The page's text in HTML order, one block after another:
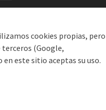
cookies propias, pero
terceros (Google,
en este sitio aceptas su uso.